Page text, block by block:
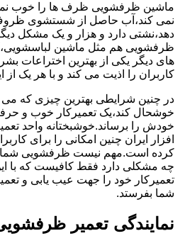
ماشین ظرفشویی ظرف ها را خوب
نمی کند،آب حاصل از شستشوی ظروف
دهد،نشتی دارد و هزار و یک مشکل
ظرفشویی هم مثل ماشین
های دیگر یکی از بهترین اختراعات
کاربران را اذیت می کند و با هر یک
در چنین شرایطی بهترین چیزی که می
خوشحال کند،یک تعمیرکار خوب و
خودش را برساند.خوشبختانه واحد
افزار ایران چنین امکانی را برای
کرده است.مهم نیست ظرفشویی شما
چه مشکلی دارد فقط کافیست که با
تعمیرکار خود را جهت عیب یابی و
شما بفرستد.
نمایندگی تعمیر